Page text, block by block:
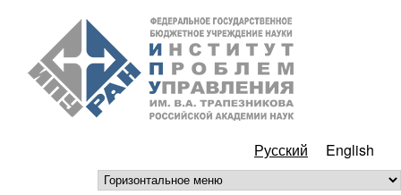
Перейти к основному
содержанию
РАН
Русский English
горизонтальное меню